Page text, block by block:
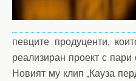
певците продуценти,
реализиран проект с
Новият му клип „Кауза